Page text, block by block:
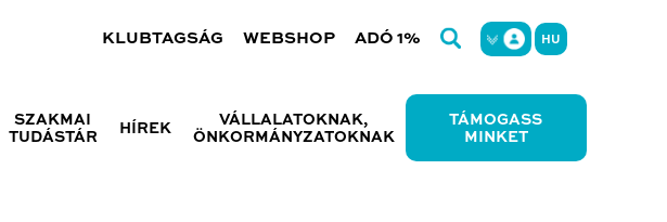
KLUBTAGSÁG WEBSHOP ADÓ 1% HU
SZAKMAI
TUDÁSTÁR
HÍREK
VÁLLALATOKNAK,
ÖNKORMÁNYZATOKNAK
TÁMOGASS
MINKET